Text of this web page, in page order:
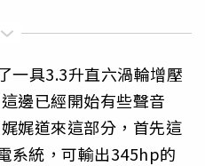
一具3.3升直六渦輪增壓
邊已經開始有些聲音
娓道來這部分，首先這
系統，可輸出345hp的